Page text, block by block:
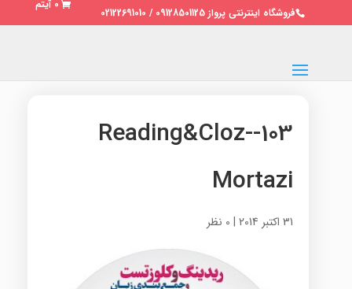
فروشگاه اینترنتی پرواز 09128501125 / 02122691010
0 آیتم
103-Reading&Cloz-
Mortazi
31 اکتبر 2014 | 0 نظر